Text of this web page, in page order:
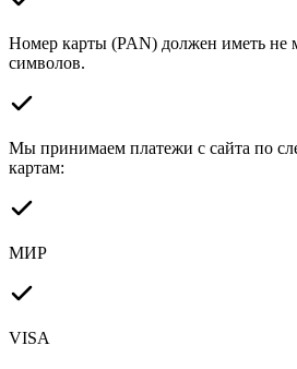
Номер карты (PAN) должен иметь не
символов.
Мы принимаем платежи с сайта по
картам:
МИР
VISA